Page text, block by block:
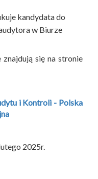
kandydata do
w Biurze
się na stronie
i Kontroli - Polska
2025r.